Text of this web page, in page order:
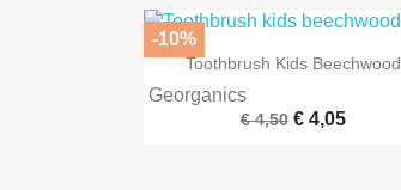
 Snel bekijken
Toothbrush Kids Beechwood
Georganics
€ 4,50 € 4,05
-10%